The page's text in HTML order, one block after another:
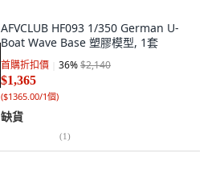
AFVCLUB HF093 1/350 German U-
Boat Wave Base 塑膠模型, 1套
首購折扣價 36%$2,140
$1,365
($1365.00/1個)
缺貨
(1)